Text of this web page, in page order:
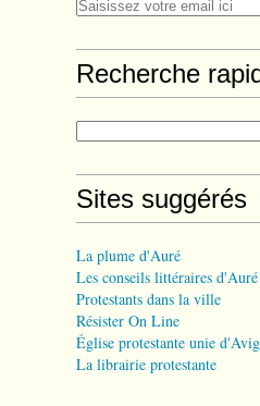
Recherche
Sites suggérés
La plume d'Auré
Les conseils littéraires d'Auré
Protestants dans la ville
Résister On Line
Église protestante unie
La librairie protestante